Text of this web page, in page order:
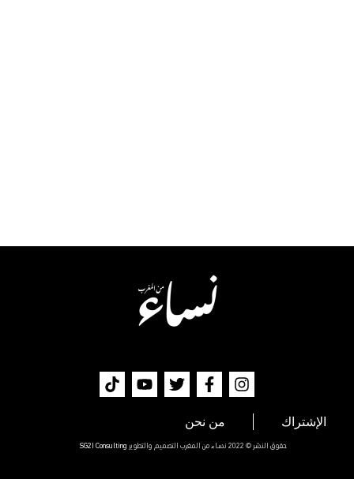
الإشتراك من نحن
حقوق النشر © 2022 نساء من المغرب التصميم والتطوير SG2I Consulting